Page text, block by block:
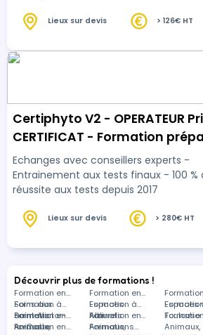
Lieux sur devis > 126€ HT
Certiphyto V2 - OPERATEUR
CERTIFICAT - Formation
Opérateur ENSA
Echanges avec conseillers experts -
Entrainement aux tests finaux - 100 %
réussite aux tests depuis 2017
Lieux sur devis > 280€ HT
Découvrir plus de formations !
Formation en
Soins aux
animaux
Formation en
Espaces
naturels
Espaces
Formation à
Saint-Victor-
la-Coste
Formation à
Albi
Toulouse
Formation en
Animaux,
Formation en
Animaux,
Animaux,
Formation en
Formations